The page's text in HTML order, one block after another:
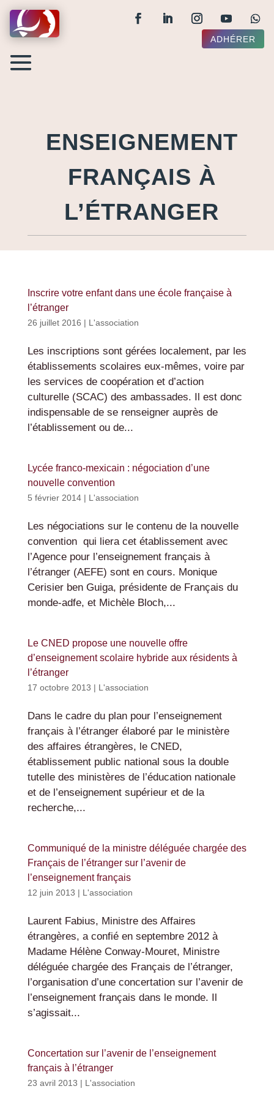
ADHÉRER
ENSEIGNEMENT
FRANÇAIS À
L’ÉTRANGER
Inscrire votre enfant dans une école française à
l’étranger
26 juillet 2016 | L'association
Les inscriptions sont gérées localement, par les
établissements scolaires eux-mêmes, voire par
les services de coopération et d’action
culturelle (SCAC) des ambassades. Il est donc
indispensable de se renseigner auprès de
l’établissement ou de...
Lycée franco-mexicain : négociation d’une
nouvelle convention
5 février 2014| L'association
Les négociations sur le contenu de la nouvelle
convention qui liera cet établissement avec
l’Agence pour l’enseignement français à
l’étranger (AEFE) sont en cours. Monique
Cerisier ben Guiga, présidente de Français du
monde-adfe, et Michèle Bloch,...
Le CNED propose une nouvelle offre
d’enseignement scolaire hybride aux résidents à
l’étranger
17 octobre 2013 | L'association
Dans le cadre du plan pour l’enseignement
français à l’étranger élaboré par le ministère
des affaires étrangères, le CNED,
établissement public national sous la double
tutelle des ministères de l’éducation nationale
et de l’enseignement supérieur et de la
recherche,...
Communiqué de la ministre déléguée chargée des
Français de l’étranger sur l’avenir de
l’enseignement français
12 juin 2013 | L'association
Laurent Fabius, Ministre des Affaires
étrangères, a confié en septembre 2012 à
Madame Hélène Conway-Mouret, Ministre
déléguée chargée des Français de l’étranger,
l’organisation d’une concertation sur l’avenir de
l’enseignement français dans le monde. Il
s’agissait...
Concertation sur l’avenir de l’enseignement
français à l’étranger
23 avril 2013 | L'association